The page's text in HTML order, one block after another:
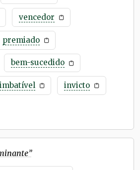
vencedor
premiado
bem-sucedido
imbatível invicto
”